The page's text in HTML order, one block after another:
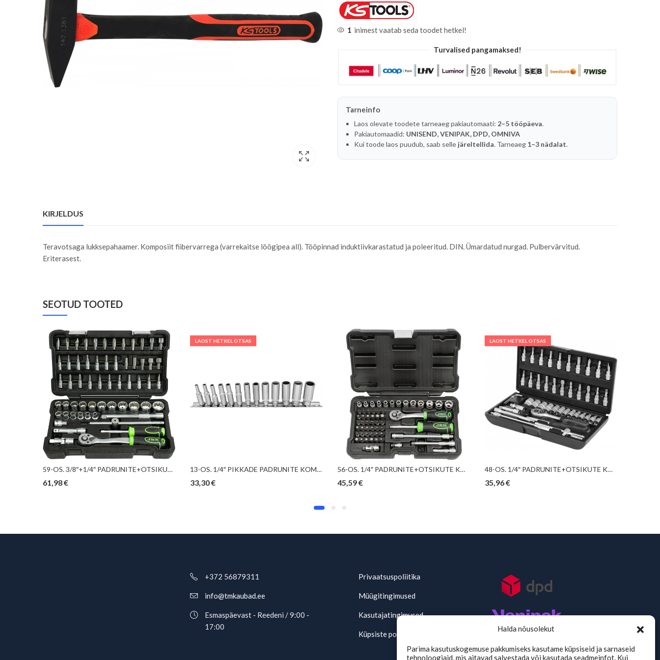
Halda nõusolekut
Parima kasutuskogemuse pakkumiseks kasutame küpsiseid ja sarnaseid
tehnoloogiaid, mis aitavad salvestada või kasutada seadmeinfot. Kui
1 inimest vaatab seda toodet hetkel!
Turvalised pangamaksed!
Tarneinfo
Laos olevate toodete tarneaeg pakiautomaati: 2–5 tööpäeva.
Pakiautomaadid: UNISEND, VENIPAK, DPD, OMNIVA
Kui toode laos puudub, saab selle järeltellida. Tarneaeg 1–3 nädalat.
KIRJELDUS
Teravotsaga lukksepahaamer. Komposiit fiibervarrega (varrekaitse löögipea all). Tööpinnad induktiivkarastatud ja poleeritud. DIN. Ümardatud nurgad. Pulbervärvitud.
Eriterasest.
SEOTUD TOOTED
59-OS. 3/8″+1/4″ PADRUNITE+OTSIKUTE KOMPLEKT 12-KANT “NEW GEN” JBM
61,98€
LAOST HETKEL OTSAS
13-OS. 1/4″ PIKKADE PADRUNITE KOMPL. 4-14MM, 12-KANT, SIINIL TRIUMF
33,30€
56-OS. 1/4″ PADRUNITE+OTSIKUTE KOMPL. 4-14MM “NEW GEN”, SATIN JBM*
45,59€
LAOST HETKEL OTSAS
48-OS. 1/4″ PADRUNITE+OTSIKUTE KOMPL. 4-14MM, MADAL KS TOOLS
35,96€
+372 56879311
info@tmkaubad.ee
Esmaspäevast - Reedeni / 9:00 -
17:00
Privaatsuspoliitika
Müügitingimused
Kasutajatingimused
Küpsiste poliitika (EU)